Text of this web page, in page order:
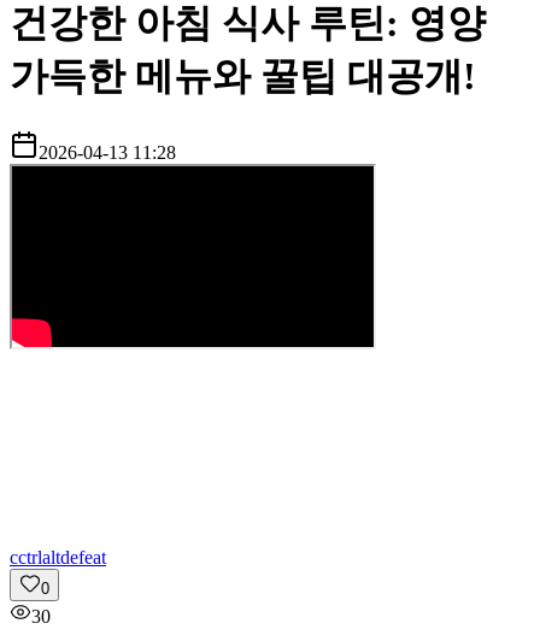
건강한 아침 식사 루틴: 영양
가득한 메뉴와 꿀팁 대공개!
2026-04-13 11:28
cctrlaltdefeat
0
30